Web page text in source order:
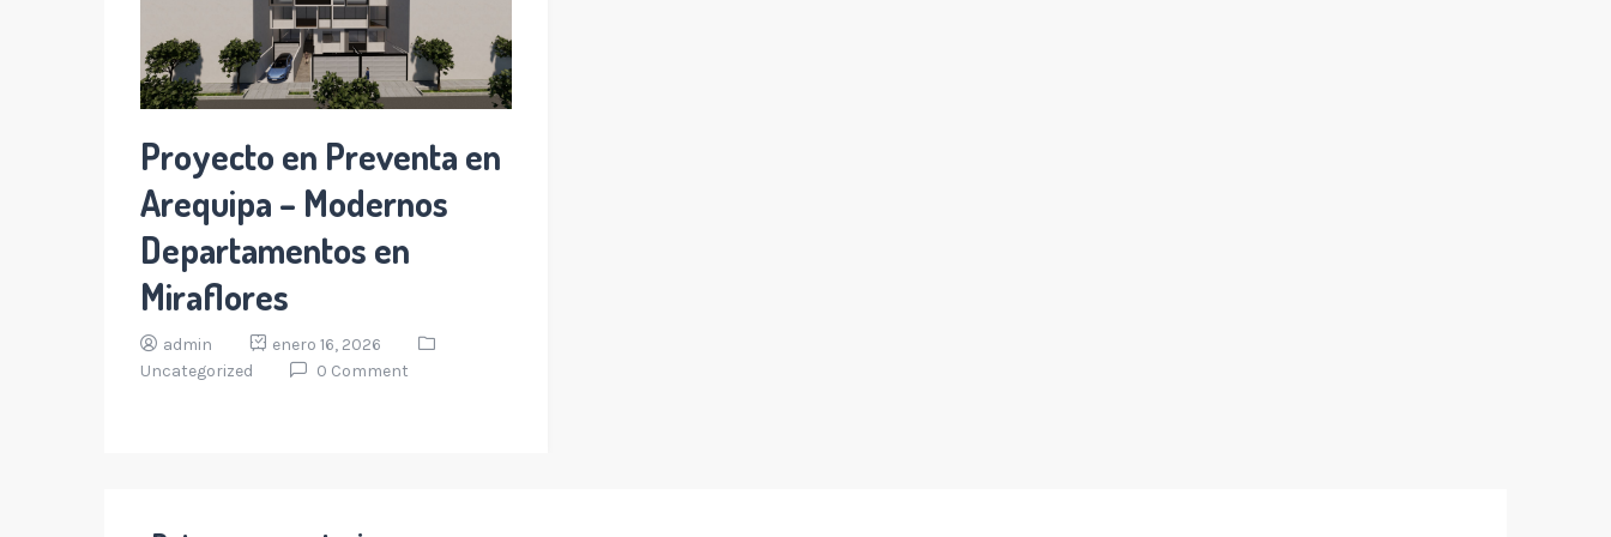
Proyecto en Preventa en
Arequipa – Modernos
Departamentos en
Miraflores
admin
enero 16, 2026
Uncategorized
0 Comment